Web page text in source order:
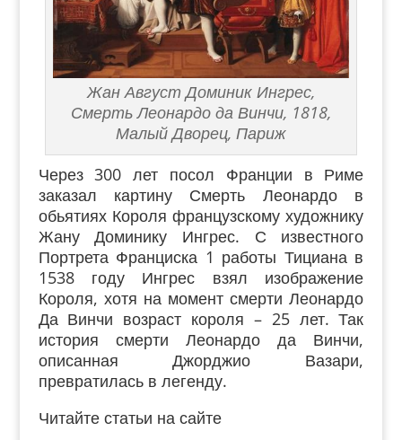
Жан Август Доминик Ингрес,
Смерть Леонардо да Винчи, 1818,
Малый Дворец, Париж
Через 300 лет посол Франции в Риме
заказал картину Смерть Леонардо в
обьятиях Короля французскому художнику
Жану Доминику Ингрес. С известного
Портрета Франциска 1 работы Тициана в
1538 году Ингрес взял изображение
Короля, хотя на момент смерти Леонардо
Да Винчи возраст короля – 25 лет. Так
история смерти Леонардо да Винчи,
описанная Джорджио Вазари,
превратилась в легенду.
Читайте статьи на сайте